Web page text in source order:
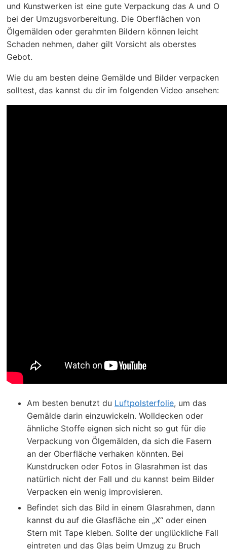
und Kunstwerken ist eine gute Verpackung das A und O
bei der Umzugsvorbereitung. Die Oberflächen von
Ölgemälden oder gerahmten Bildern können leicht
Schaden nehmen, daher gilt Vorsicht als oberstes
Gebot.
Wie du am besten deine Gemälde und Bilder verpacken
solltest, das kannst du dir im folgenden Video ansehen:
Am besten benutzt du Luftpolsterfolie, um das
Gemälde darin einzuwickeln. Wolldecken oder
ähnliche Stoffe eignen sich nicht so gut für die
Verpackung von Ölgemälden, da sich die Fasern
an der Oberfläche verhaken könnten. Bei
Kunstdrucken oder Fotos in Glasrahmen ist das
natürlich nicht der Fall und du kannst beim Bilder
Verpacken ein wenig improvisieren.
Befindet sich das Bild in einem Glasrahmen, dann
kannst du auf die Glasfläche ein „X“ oder einen
Stern mit Tape kleben. Sollte der unglückliche Fall
eintreten und das Glas beim Umzug zu Bruch